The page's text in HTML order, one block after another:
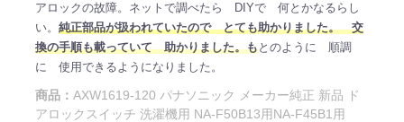
アロックの故障。ネットで調べたら DIYで 何とかなるらし
い。 純正部品が扱われていたので とても助かりました。 交
換の手順も載っていて 助かりました。もとのように 順調
に 使用できるようになりました。
商品： AXW1619-120 パナソニック メーカー純正 新品 ド
アロックスイッチ 洗濯機用 NA-F50B13用NA-F45B1用